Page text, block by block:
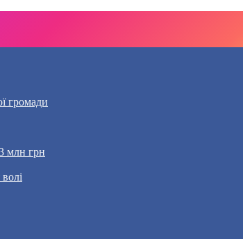
громади
млн грн